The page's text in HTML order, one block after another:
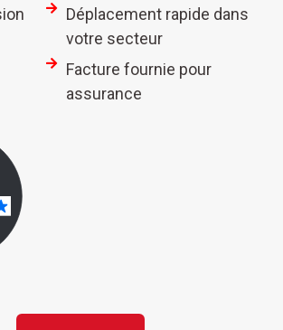
Déplacement rapide dans
votre secteur
Facture fournie pour
assurance